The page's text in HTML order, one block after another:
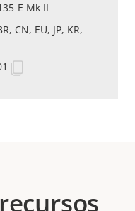
E Mk II
CN, EU, JP, KR,